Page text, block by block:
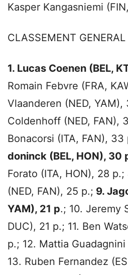
Kasper Kangasniemi
CLASSEMENT
1. Lucas Coenen (BEL,
Romain Febvre (FRA,
Vlaanderen (NED,
Coldenhoff (NED, FAN),
Bonacorsi (ITA, FAN), 33
doninck (BEL, HON), 30
Forato (ITA, HON), 28
(NED, FAN), 25 p.; 9.
YAM), 21 p.; 10. Jeremy
DUC), 21 p.; 11. Ben
p.; 12. Mattia Guadagnini
13. Ruben Fernandez